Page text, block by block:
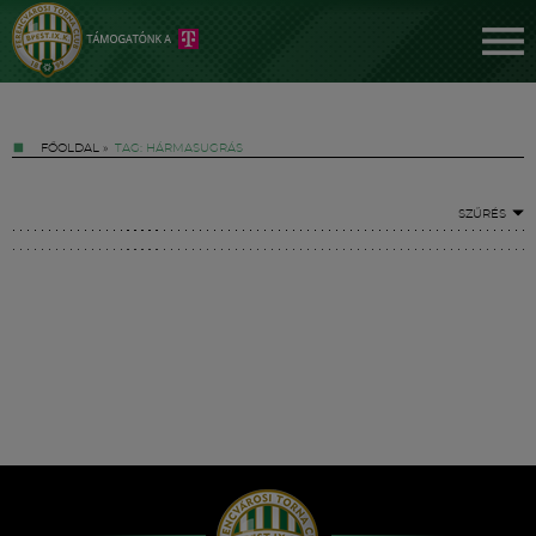
FŐOLDAL » TAG: HÁRMASUGRÁS
SZŰRÉS
Hírek